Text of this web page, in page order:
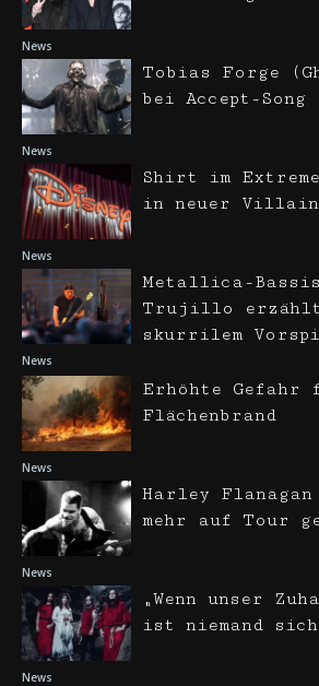
News
News
Tobias Forge
bei Accept-Song
News
Shirt im
in neuer
News
Metallica-
Trujillo erzählt
skurrilem
News
Erhöhte Gefahr
Flächenbrand
News
Harley
mehr auf Tour
News
„Wenn unser
ist niemand